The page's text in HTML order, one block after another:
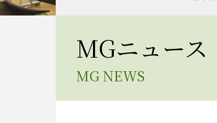
MGニュース
MG NEWS